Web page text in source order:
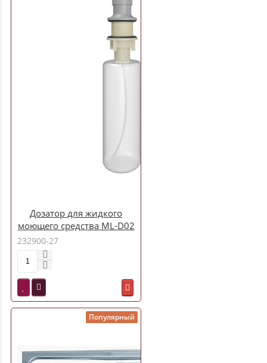
Дозатор для жидкого
моющего средства ML-D02
графит (342) объем 330 мл
232900-27
Популярный